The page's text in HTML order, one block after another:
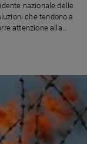
nazionale delle
attenzione alla